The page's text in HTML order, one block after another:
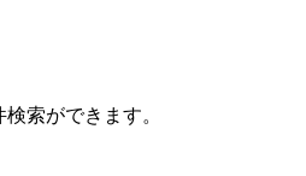
索ができます。